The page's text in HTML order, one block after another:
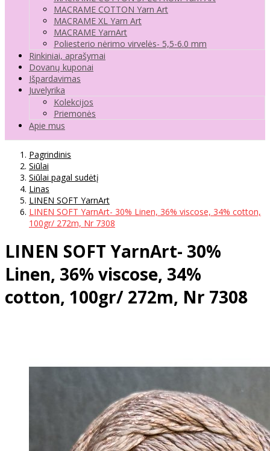
MACRAME COTTON Yarn Art
MACRAME XL Yarn Art
MACRAME YarnArt
Poliesterio nėrimo virvelės- 5,5-6.0 mm
Rinkiniai, aprašymai
Dovanų kuponai
Išpardavimas
Juvelyrika
Kolekcijos
Priemonės
Apie mus
Pagrindinis
Siūlai
Siūlai pagal sudėtį
Linas
LINEN SOFT YarnArt
LINEN SOFT YarnArt- 30% Linen, 36% viscose, 34% cotton,
100gr/ 272m, Nr 7308
LINEN SOFT YarnArt- 30%
Linen, 36% viscose, 34%
cotton, 100gr/ 272m, Nr 7308